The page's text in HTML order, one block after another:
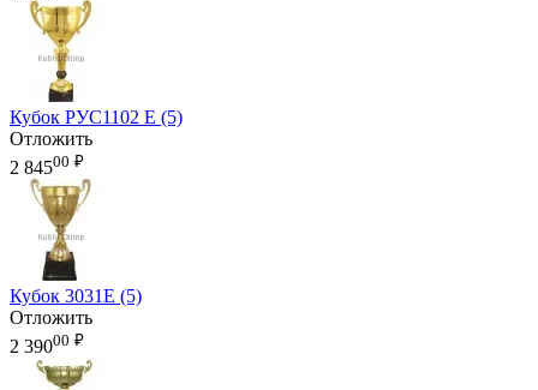
Кубок РУС1102 E (5)
Отложить
2 84500 ₽
Кубок 3031E (5)
Отложить
2 39000 ₽